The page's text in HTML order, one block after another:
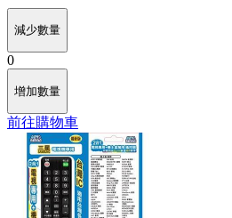
減少數量
0
增加數量
前往購物車